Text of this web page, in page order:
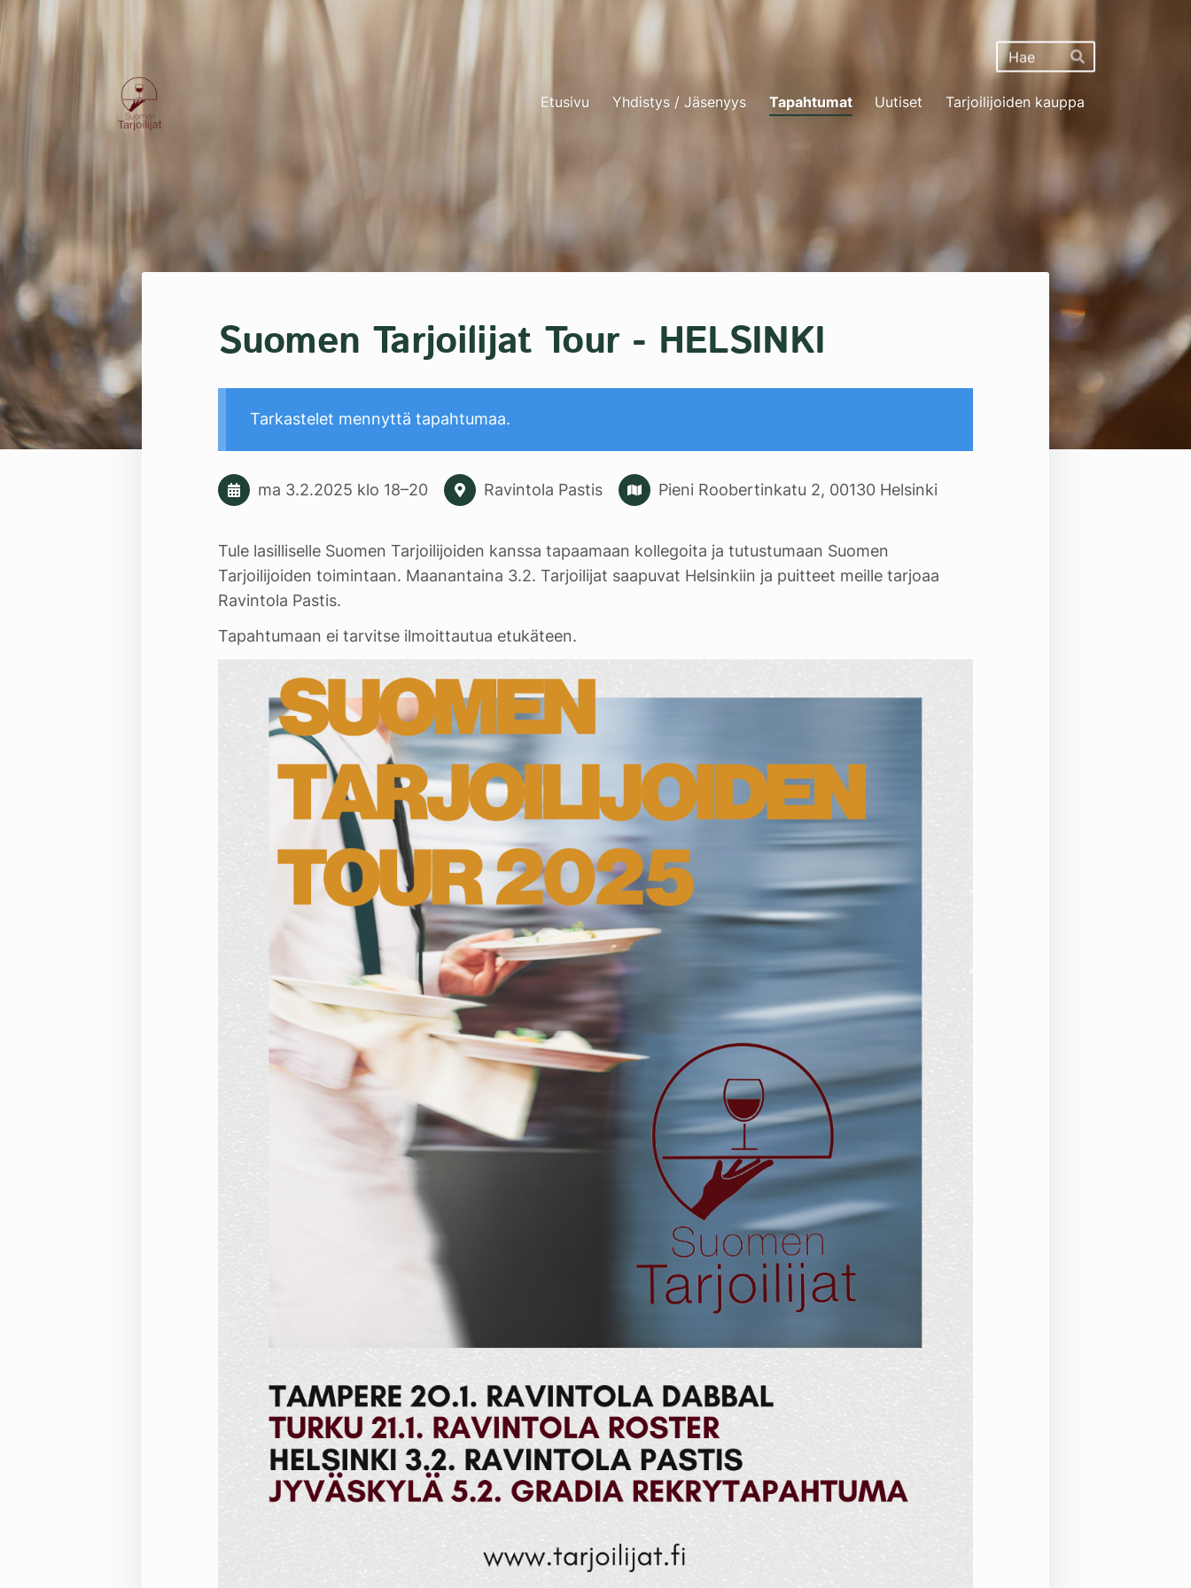
Siirry
sivun
Hae
Suomen Tarjoilijat-kilta ry
Etusivu Yhdistys / Jäsenyys Tapahtumat Uutiset Tarjoilijoiden kauppa
Suomen Tarjoilijat Tour - HELSINKI
Tarkastelet mennyttä tapahtumaa.
ma 3.2.2025 klo 18–20 Ravintola Pastis Pieni Roobertinkatu 2, 00130 Helsinki
Tule lasilliselle Suomen Tarjoilijoiden kanssa tapaamaan kollegoita ja tutustumaan Suomen
Tarjoilijoiden toimintaan. Maanantaina 3.2. Tarjoilijat saapuvat Helsinkiin ja puitteet meille tarjoaa
Ravintola Pastis.
Tapahtumaan ei tarvitse ilmoittautua etukäteen.